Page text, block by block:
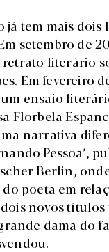
já tem mais dois
setembro de
literário
Em fevereiro
ensaio
Florbela
narrativa
Pessoa’,
Berlin,
poeta em
novos títulos
dama do